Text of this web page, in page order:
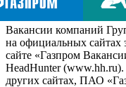
Вакансии компаний
на официальных сайтах
сайте «Газпром
HeadHunter
других сайтах, ПАО